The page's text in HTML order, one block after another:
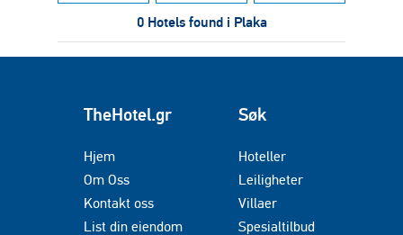
0 Hotels found i Plaka
TheHotel.gr
Hjem
Om Oss
Kontakt oss
List din eiendom
Søk
Hoteller
Leiligheter
Villaer
Spesialtilbud